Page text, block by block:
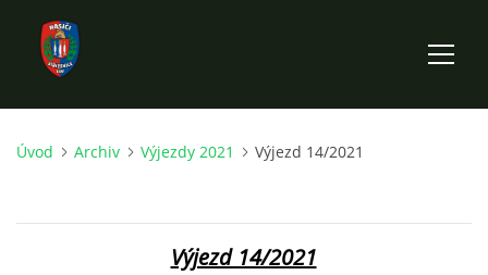
ÚVOD
HISTORIE SBORU
Úvod Archiv Výjezdy 2021 Výjezd 14/2021
Výjezd 14/2021